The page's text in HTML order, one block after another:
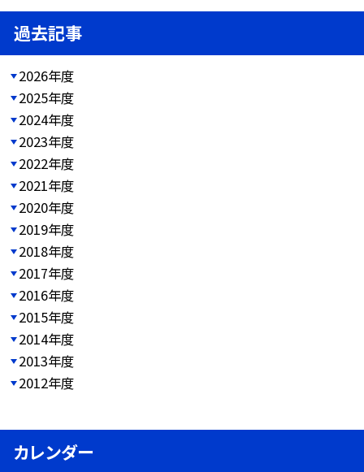
過去記事
2026年度
2025年度
2024年度
2023年度
2022年度
2021年度
2020年度
2019年度
2018年度
2017年度
2016年度
2015年度
2014年度
2013年度
2012年度
カレンダー